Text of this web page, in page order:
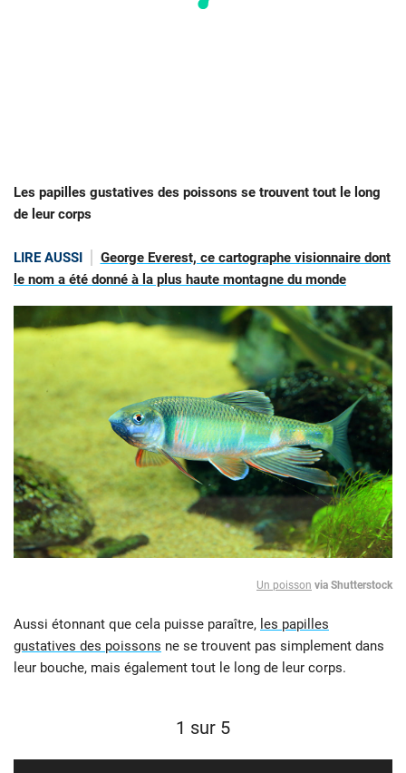
Les papilles gustatives des poissons se trouvent tout le long
de leur corps
LIRE AUSSI
George Everest, ce cartographe visionnaire dont
le nom a été donné à la plus haute montagne du monde
Un poisson via Shutterstock
Aussi étonnant que cela puisse paraître, les papilles
gustatives des poissons ne se trouvent pas simplement dans
leur bouche, mais également tout le long de leur corps.
1 sur 5